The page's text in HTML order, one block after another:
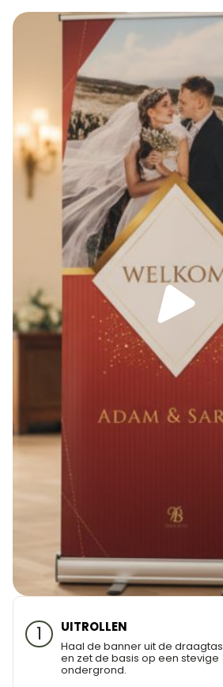
1 UITROLLEN
Haal de banner uit de draagtas
en zet de basis op een stevige
ondergrond.